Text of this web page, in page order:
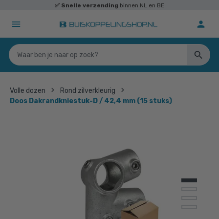
✅ Snelle verzending binnen NL en BE
Volle dozen
Rond zilverkleurig
Doos Dakrandkniestuk-D / 42,4 mm (15 stuks)